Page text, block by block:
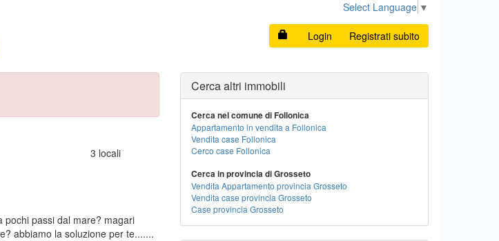
Select Language ▼
Login Registrati subito
3 locali
pochi passi dal mare? magari
abbiamo la soluzione per te.......
Cerca altri immobili
Cerca nel comune di Follonica
Appartamento in vendita a Follonica
Vendita case Follonica
Cerco case Follonica
Cerca in provincia di Grosseto
Vendita Appartamento provincia Grosseto
Vendita case provincia Grosseto
Case provincia Grosseto